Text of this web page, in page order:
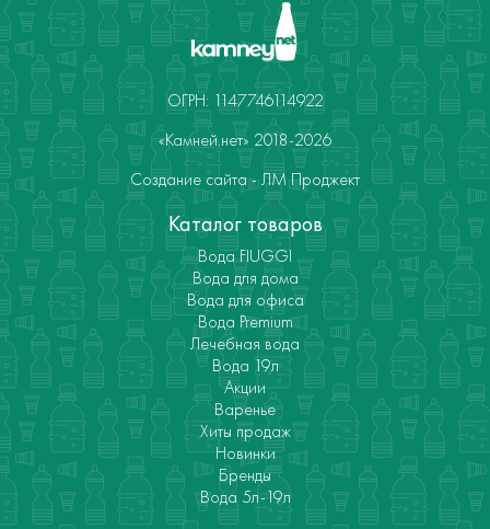
ОГРН: 1147746114922
«Камней.нет» 2018-2026
Создание сайта - ЛМ Проджект
Каталог товаров
Вода FIUGGI
Вода для дома
Вода для офиса
Вода Premium
Лечебная вода
Вода 19л
Акции
Варенье
Хиты продаж
Новинки
Бренды
Вода 5л-19л